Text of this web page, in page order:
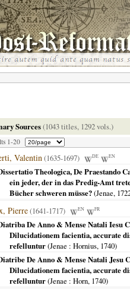
Sources(1043 titles, 1292 vols.)
1-20
Valentin(1635-1697) DE EN
Theologica, De Praestando
ein jeder, der in das Predig-Amt
Bücher schweren müsse?(Jenae,
Pierre(1641-1717) EN FR
De Anno & Mense Natali Iesu
Dilucidationem facientia, accurate
refelluntur(Jenae : Hornius, 1740)
De Anno & Mense Natali Jesu
Dilucidationem facientia, accurate
refelluntur(Jenae : Horn, 1740)